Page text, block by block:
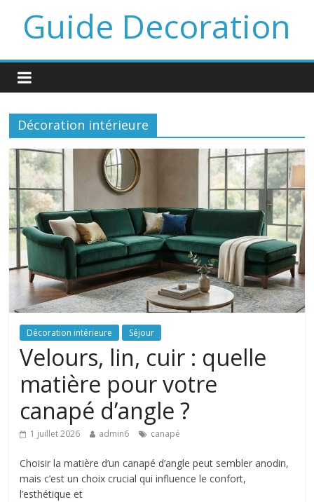
Guide Decoration
Décoration intérieure
Décoration intérieure Séjour
Velours, lin, cuir : quelle
matière pour votre
canapé d’angle ?
1 juillet 2026 admin6 canapé
Choisir la matière d’un canapé d’angle peut sembler anodin,
mais c’est un choix crucial qui influence le confort,
l’esthétique et